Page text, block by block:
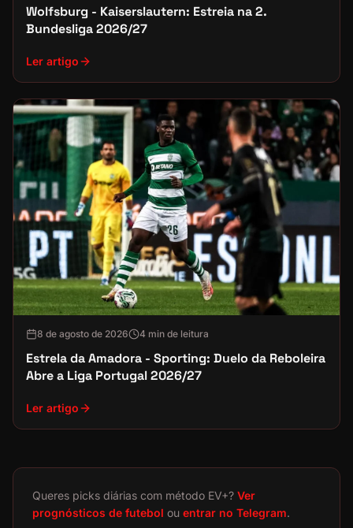
Wolfsburg - Kaiserslautern: Estreia na 2.
Bundesliga 2026/27
Ler artigo
8 de agosto de 2026 4 min de leitura
Estrela da Amadora - Sporting: Duelo da Reboleira
Abre a Liga Portugal 2026/27
Ler artigo
Queres picks diárias com método EV+? Ver
prognósticos de futebol ou entrar no Telegram.